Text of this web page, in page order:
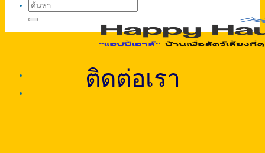
ค้นหา:
ติดต่อเรา